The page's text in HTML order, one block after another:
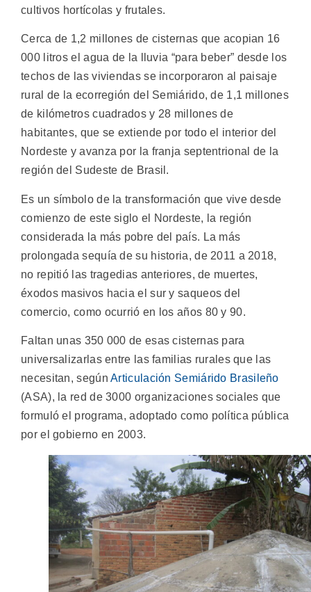
cultivos hortícolas y frutales.
Cerca de 1,2 millones de cisternas que acopian 16
000 litros el agua de la lluvia “para beber” desde los
techos de las viviendas se incorporaron al paisaje
rural de la ecorregión del Semiárido, de 1,1 millones
de kilómetros cuadrados y 28 millones de
habitantes, que se extiende por todo el interior del
Nordeste y avanza por la franja septentrional de la
región del Sudeste de Brasil.
Es un símbolo de la transformación que vive desde
comienzo de este siglo el Nordeste, la región
considerada la más pobre del país. La más
prolongada sequía de su historia, de 2011 a 2018,
no repitió las tragedias anteriores, de muertes,
éxodos masivos hacia el sur y saqueos del
comercio, como ocurrió en los años 80 y 90.
Faltan unas 350 000 de esas cisternas para
universalizarlas entre las familias rurales que las
necesitan, segúnArticulación Semiárido Brasileño
(ASA), la red de 3000 organizaciones sociales que
formuló el programa, adoptado como política pública
por el gobierno en 2003.